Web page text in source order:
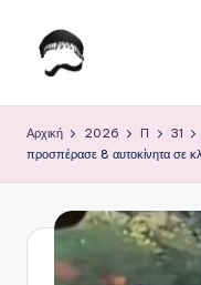
Μετάβαση
ο
Κ
Αρχική 2026 Π 31
προσπέρασε 8 αυτοκίνητα σε